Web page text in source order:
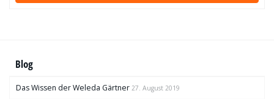
Blog
Das Wissen der Weleda Gärtner 27. August 2019